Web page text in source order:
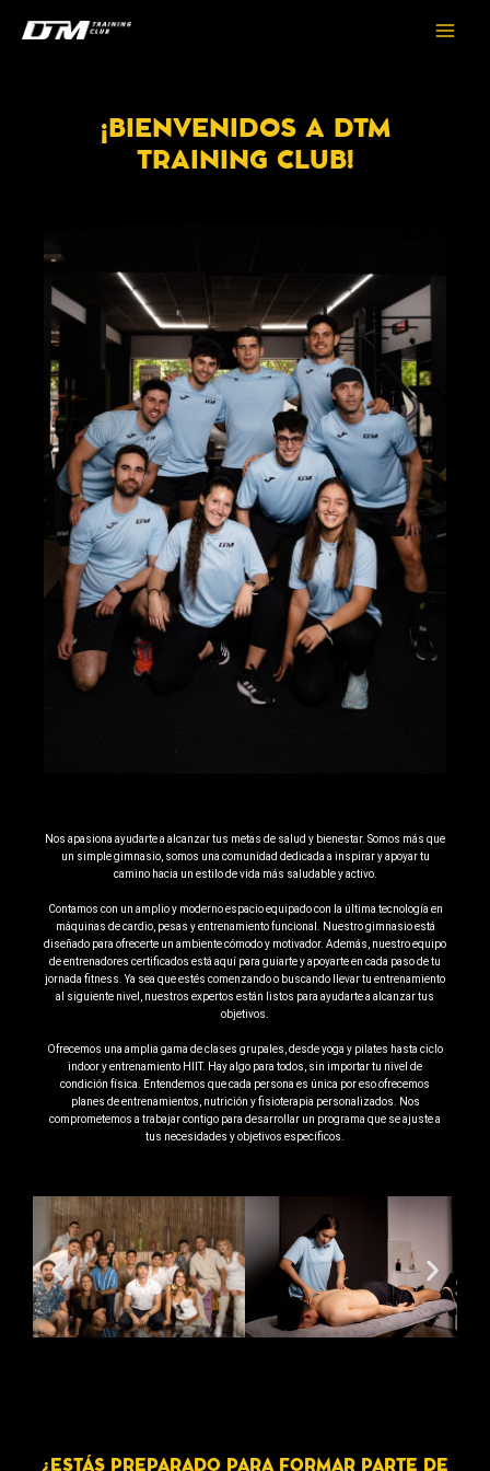
Main
¡BIENVENIDOS A DTM
TRAINING CLUB!
Nos apasiona ayudarte a alcanzar tus metas de salud y bienestar. Somos más que
un simple gimnasio, somos una comunidad dedicada a inspirar y apoyar tu
camino hacia un estilo de vida más saludable y activo.
Contamos con un amplio y moderno espacio equipado con la última tecnología en
máquinas de cardio, pesas y entrenamiento funcional. Nuestro gimnasio está
diseñado para ofrecerte un ambiente cómodo y motivador. Además, nuestro equipo
de entrenadores certificados está aquí para guiarte y apoyarte en cada paso de tu
jornada fitness. Ya sea que estés comenzando o buscando llevar tu entrenamiento
al siguiente nivel, nuestros expertos están listos para ayudarte a alcanzar tus
objetivos.
Ofrecemos una amplia gama de clases grupales, desde yoga y pilates hasta ciclo
indoor y entrenamiento HIIT. Hay algo para todos, sin importar tu nivel de
condición física. Entendemos que cada persona es única por eso ofrecemos
planes de entrenamientos, nutrición y fisioterapia personalizados. Nos
comprometemos a trabajar contigo para desarrollar un programa que se ajuste a
tus necesidades y objetivos específicos.